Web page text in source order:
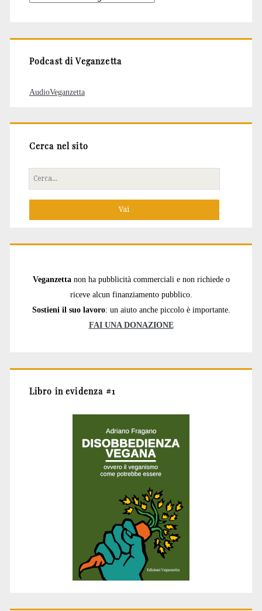
Podcast di Veganzetta
AudioVeganzetta
Cerca nel sito
Cerca
per:
Veganzetta non ha pubblicità commerciali e non richiede o
riceve alcun finanziamento pubblico.
Sostieni il suo lavoro: un aiuto anche piccolo è importante.
FAI UNA DONAZIONE
Libro in evidenza #1